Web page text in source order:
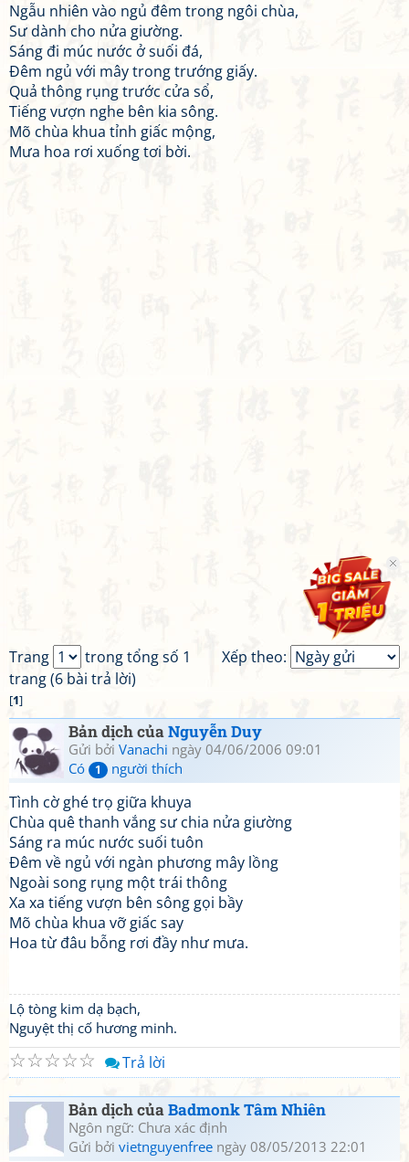
Ngẫu nhiên vào ngủ đêm trong ngôi chùa,
Sư dành cho nửa giường.
Sáng đi múc nước ở suối đá,
Đêm ngủ với mây trong trướng giấy.
Quả thông rụng trước cửa sổ,
Tiếng vượn nghe bên kia sông.
Mõ chùa khua tỉnh giấc mộng,
Mưa hoa rơi xuống tơi bời.
Xếp theo:
Trang
trong tổng số 1
trang (6 bài trả lời)
[1]
Bản dịch củaNguyễn Duy
Gửi bởi Vanachi ngày 04/06/2006 09:01
Có
1 người thích
Tình cờ ghé trọ giữa khuya
Chùa quê thanh vắng sư chia nửa giường
Sáng ra múc nước suối tuôn
Đêm về ngủ với ngàn phương mây lồng
Ngoài song rụng một trái thông
Xa xa tiếng vượn bên sông gọi bầy
Mõ chùa khua vỡ giấc say
Hoa từ đâu bỗng rơi đầy như mưa.
Lộ tòng kim dạ bạch,
Nguyệt thị cố hương minh.
☆
☆
☆
☆
☆ Trả lời
Bản dịch củaBadmonk Tâm Nhiên
Ngôn ngữ: Chưa xác định
Gửi bởi vietnguyenfree ngày 08/05/2013 22:01